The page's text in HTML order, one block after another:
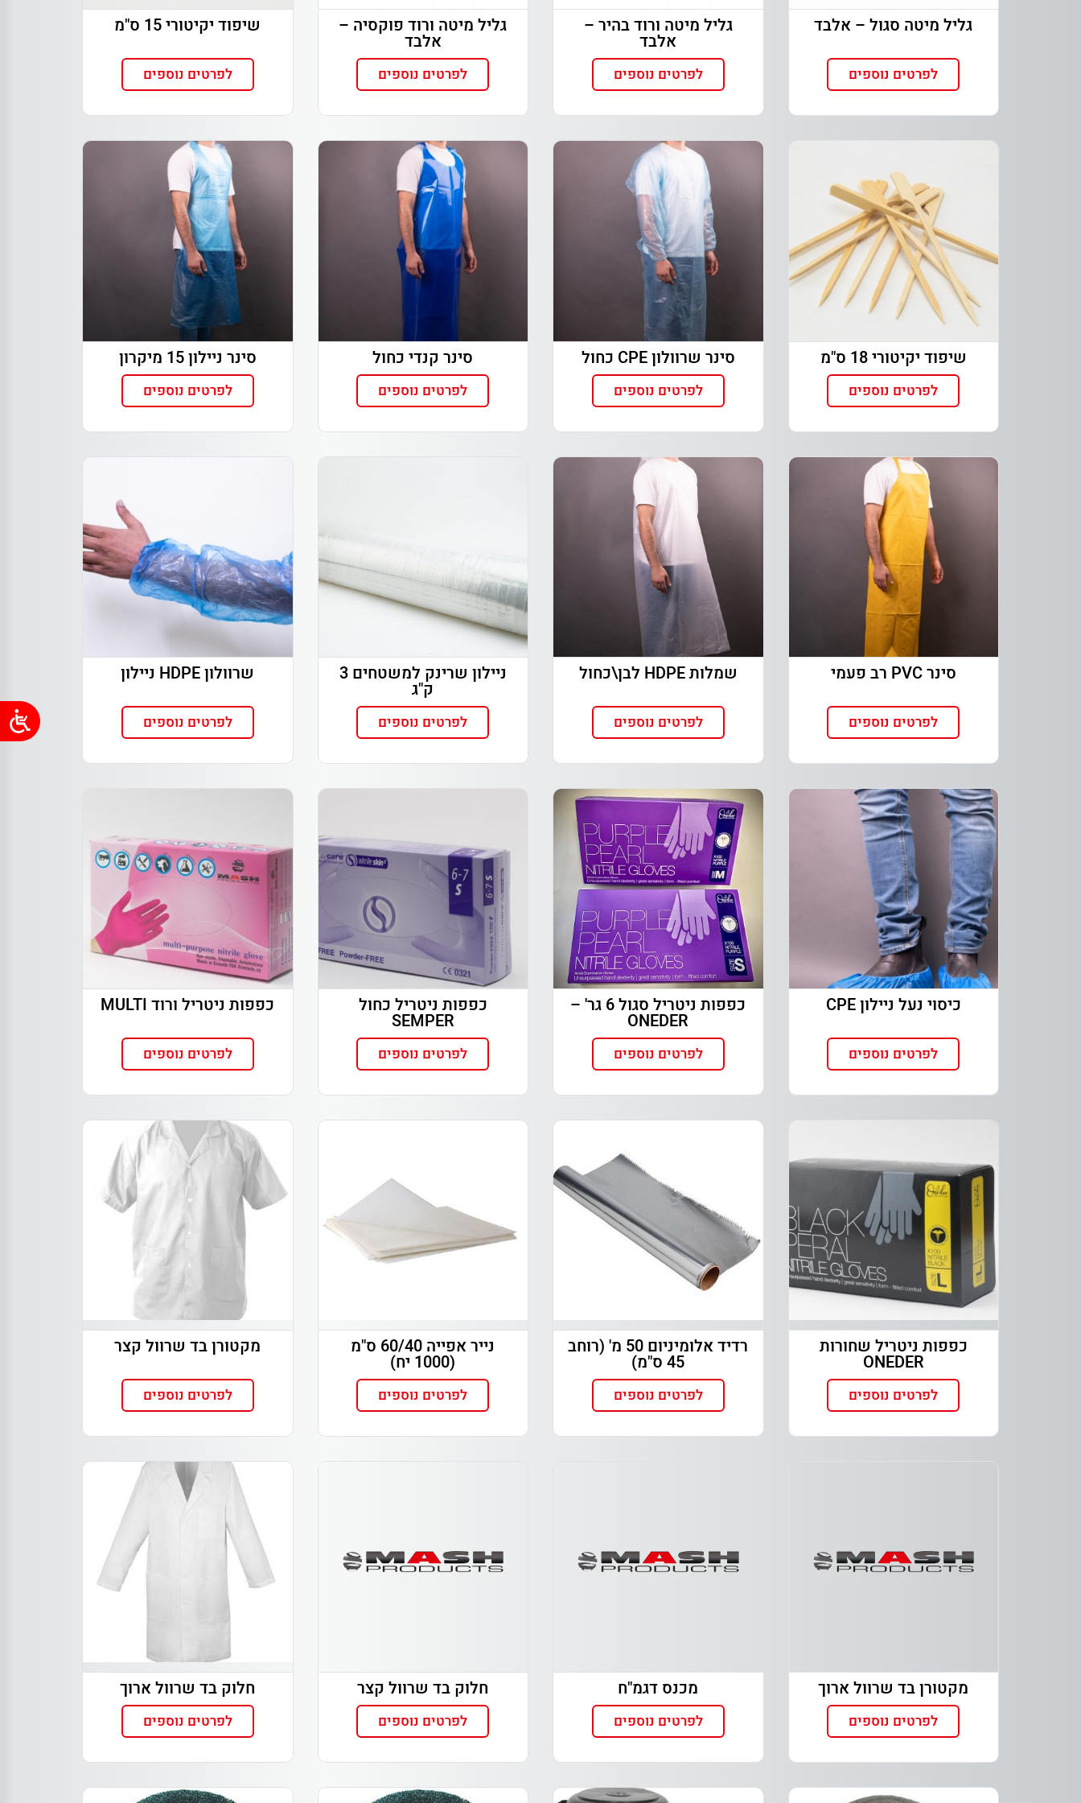
גליל מיטה סגול – אלבד
לפרטים נוספים
גליל מיטה ורוד בהיר –
אלבד
לפרטים נוספים
גליל מיטה ורוד פוקסיה –
אלבד
לפרטים נוספים
שיפוד יקיטורי 15 ס"מ
לפרטים נוספים
שיפוד יקיטורי 18 ס"מ
לפרטים נוספים
סינר שרוולון CPE כחול
לפרטים נוספים
סינר קנדי כחול
לפרטים נוספים
סינר ניילון 15 מיקרון
לפרטים נוספים
סינר PVC רב פעמי
לפרטים נוספים
שמלות HDPE לבן\כחול
לפרטים נוספים
ניילון שרינק למשטחים 3
ק"ג
לפרטים נוספים
שרוולון HDPE ניילון
לפרטים נוספים
כיסוי נעל ניילון CPE
לפרטים נוספים
כפפות ניטריל סגול 6 גר' –
ONEDER
לפרטים נוספים
כפפות ניטריל כחול
SEMPER
לפרטים נוספים
כפפות ניטריל ורוד MULTI
לפרטים נוספים
כפפות ניטריל שחורות
ONEDER
לפרטים נוספים
רדיד אלומיניום 50 מ' (רוחב
45 ס"מ)
לפרטים נוספים
נייר אפייה 60/40 ס"מ
(1000 יח)
לפרטים נוספים
מקטורן בד שרוול קצר
לפרטים נוספים
מקטורן בד שרוול ארוך
לפרטים נוספים
מכנס דגמ"ח
לפרטים נוספים
חלוק בד שרוול קצר
לפרטים נוספים
חלוק בד שרוול ארוך
לפרטים נוספים